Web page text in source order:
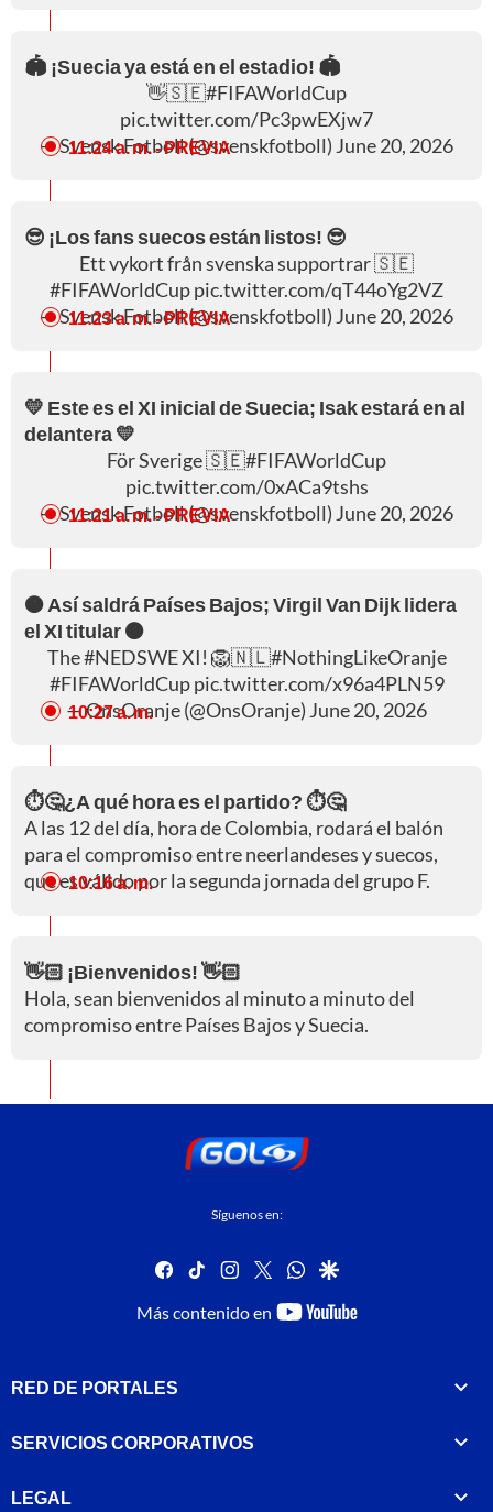
🏟️ ¡Suecia ya está en el estadio! 🏟️
👋🇸🇪#FIFAWorldCup
pic.twitter.com/Pc3pwEXjw7
— Svensk Fotboll (@svenskfotboll) June 20, 2026
11:24 a. m. - PREVIA
😎 ¡Los fans suecos están listos! 😎
Ett vykort från svenska supportrar 🇸🇪
#FIFAWorldCuppic.twitter.com/qT44oYg2VZ
— Svensk Fotboll (@svenskfotboll) June 20, 2026
11:23 a. m. - PREVIA
💛 Este es el XI inicial de Suecia; Isak estará en al
delantera 💛
För Sverige 🇸🇪#FIFAWorldCup
pic.twitter.com/0xACa9tshs
— Svensk Fotboll (@svenskfotboll) June 20, 2026
11:21 a. m. - PREVIA
🟠 Así saldrá Países Bajos; Virgil Van Dijk lidera
el XI titular 🟠
The#NEDSWEXI! 🦁🇳🇱#NothingLikeOranje
#FIFAWorldCup pic.twitter.com/x96a4PLN59
— OnsOranje (@OnsOranje) June 20, 2026
10:27 a. m.
⏱️🤔¿A qué hora es el partido? ⏱️🤔
A las 12 del día, hora de Colombia, rodará el balón
para el compromiso entre neerlandeses y suecos,
que es válido por la segunda jornada del grupo F.
10:16 a. m.
👋🏻 ¡Bienvenidos! 👋🏻
Hola, sean bienvenidos al minuto a minuto del
compromiso entre Países Bajos y Suecia.
Síguenos en:
facebook
tiktok instagram
twitterwhatsapp
google
Más contenido en
youtube-
RED DE PORTALES
SERVICIOS CORPORATIVOS
LEGAL